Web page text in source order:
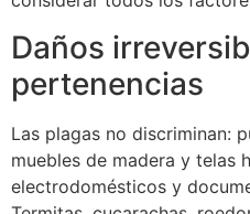
Daños
pertenencias
Las plagas no discriminan:
muebles de madera y telas
electrodomésticos y